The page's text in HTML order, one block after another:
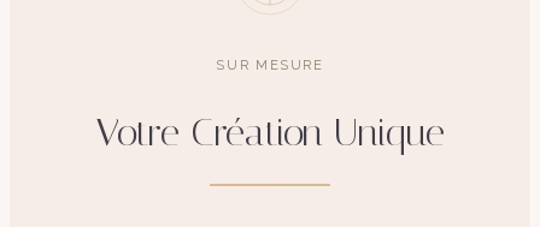
SUR MESURE
Votre Création Unique